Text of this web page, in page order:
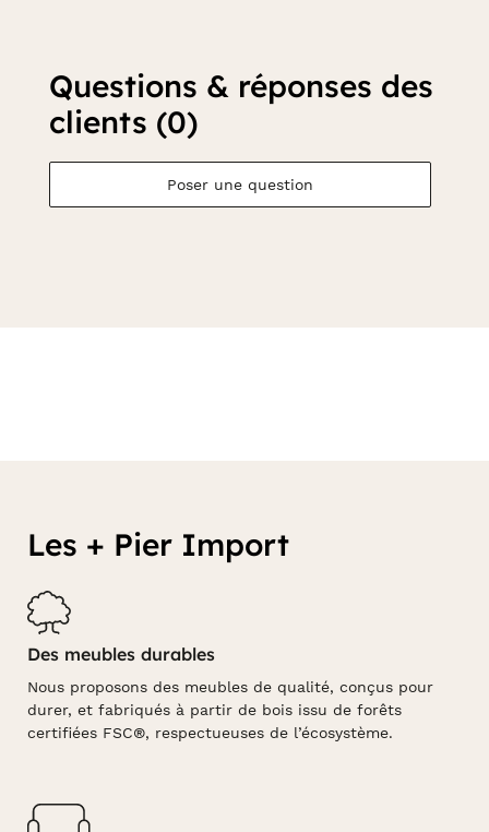
Questions & réponses des
clients (0)
Poser une question
Les + Pier Import
Des meubles durables
Nous proposons des meubles de qualité, conçus pour
durer, et fabriqués à partir de bois issu de forêts
certifiées FSC®, respectueuses de l’écosystème.